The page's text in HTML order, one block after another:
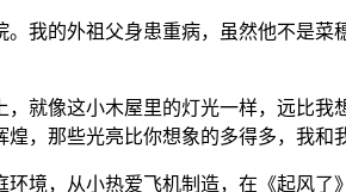
我的外祖父身患重病，虽然他不是
就像这小木屋里的灯光一样，远比
，那些光亮比你想象的多得多，我和
境，从小热爱飞机制造，在《起风